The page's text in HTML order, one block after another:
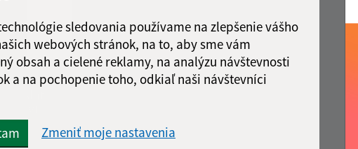
sledovania používame na zlepšenie vášho
webových stránok, na to, aby sme vám
obsah a cielené reklamy, na analýzu návštevnosti
a na pochopenie toho, odkiaľ naši návštevníci
Zmeniť moje nastavenia
reCaptcha Response